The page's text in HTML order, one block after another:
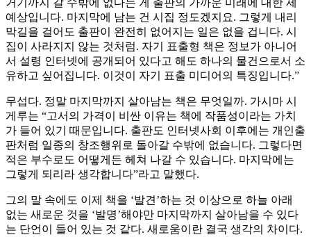
거기까지 갈 수밖에 없다는 게 출판의 가까운 미래에 대한 제
예상입니다. 마지막에 남는 건 시집 정도겠지요. 그렇게 내리
막길을 걸어도 출판이 완전히 없어지는 일은 없을 겁니다. 시
집이 사라지지 않는 것처럼. 자기 표출형 책은 정보가 아니어
서 설령 인터넷에 공개되어 있다고 해도 하나의 물건으로서 소
유하고 싶어집니다. 이것이 자기 표출 미디어의 특징입니다.”
무섭다. 정말 마지막까지 살아남는 책은 무엇일까. 가시마 시
게루는 “고서의 가격이 비싼 이유는 책에 작품성이라는 가치
가 들어 있기 때문입니다. 출판도 인터넷사회 이후에는 개인출
판처럼 일종의 창조행위로 돌아갈 수밖에 없습니다. 그렇다면
적은 부수로도 어떻게든 헤쳐 나갈 수 있습니다. 마지막에는
그렇게 되리라 생각합니다”라고 말했다.
그의 말 속에도 이제 책을 ‘발견’하는 것 이상으로 하늘 아래
없는 새로운 것을 ‘발명’해야만 마지막까지 살아남을 수 있다
는 단언이 들어 있는 것 같다. 새로움이란 결국 생각의 차이다.